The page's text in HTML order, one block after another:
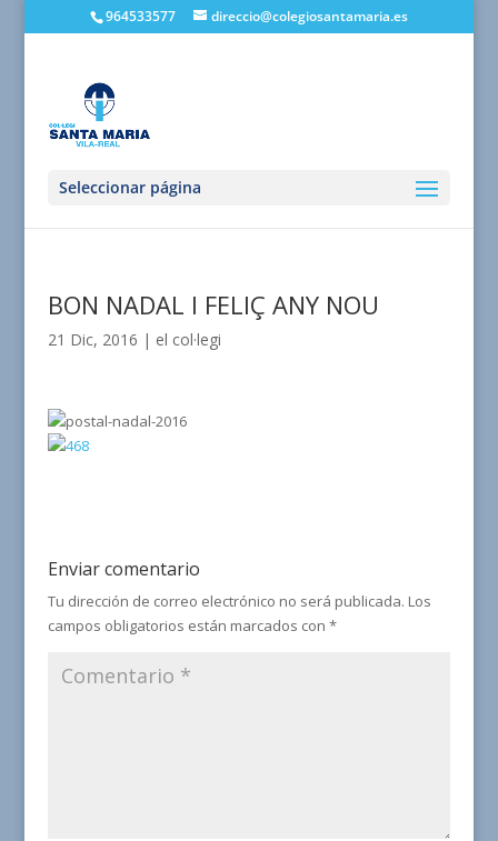
964533577 direccio@colegiosantamaria.es
Seleccionar página
BON NADAL I FELIÇ ANY NOU
21 Dic, 2016 | el col·legi
Enviar comentario
Tu dirección de correo electrónico no será publicada. Los
campos obligatorios están marcados con *